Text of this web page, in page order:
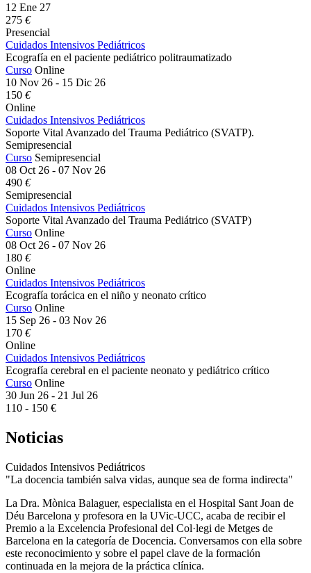
12 Ene 27
275 €
Presencial
Cuidados Intensivos Pediátricos
Ecografía en el paciente pediátrico politraumatizado
Curso Online
10 Nov 26 - 15 Dic 26
150 €
Online
Cuidados Intensivos Pediátricos
Soporte Vital Avanzado del Trauma Pediátrico (SVATP).
Semipresencial
Curso Semipresencial
08 Oct 26 - 07 Nov 26
490 €
Semipresencial
Cuidados Intensivos Pediátricos
Soporte Vital Avanzado del Trauma Pediátrico (SVATP)
Curso Online
08 Oct 26 - 07 Nov 26
180 €
Online
Cuidados Intensivos Pediátricos
​​Ecografía torácica en el niño y neonato crítico
Curso Online
15 Sep 26 - 03 Nov 26
170 €
Online
Cuidados Intensivos Pediátricos
Ecografía cerebral en el paciente neonato y pediátrico crítico
Curso Online
30 Jun 26 - 21 Jul 26
110 - 150 €
Noticias
Cuidados Intensivos Pediátricos
"La docencia también salva vidas, aunque sea de forma indirecta"
La Dra. Mònica Balaguer, especialista en el Hospital Sant Joan de
Déu Barcelona y profesora en la UVic-UCC, acaba de recibir el
Premio a la Excelencia Profesional del Col·legi de Metges de
Barcelona en la categoría de Docencia. Conversamos con ella sobre
este reconocimiento y sobre el papel clave de la formación
continuada en la mejora de la práctica clínica.